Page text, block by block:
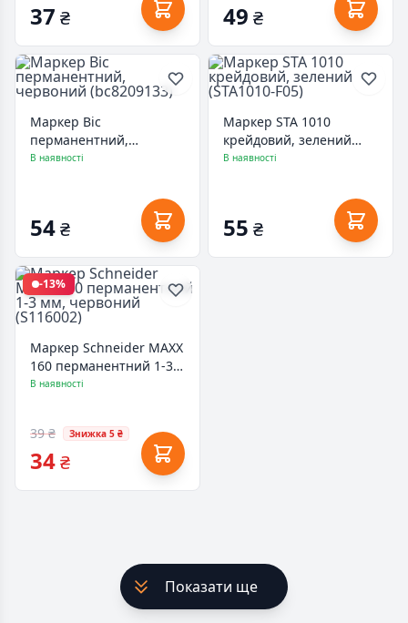
37 ₴ 49 ₴
Маркер Bic
перманентний,
червоний (bc8209133)
В наявності
54₴
Маркер STA 1010
крейдовий, зелений
(STA1010-F05)
В наявності
55 ₴
-13%
Маркер Schneider MAXX
160 перманентний 1-3
мм, червоний (S116002)
В наявності
39 ₴ Знижка 5 ₴
34₴
Показати ще